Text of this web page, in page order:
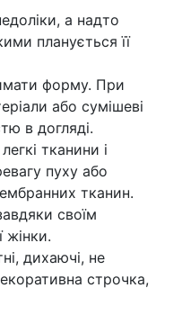
а надто
планується її
форму. При
або сумішеві
в догляді.
тканини і
пуху або
тканин.
своїм
жінки.
дихаючі, не
строчка,